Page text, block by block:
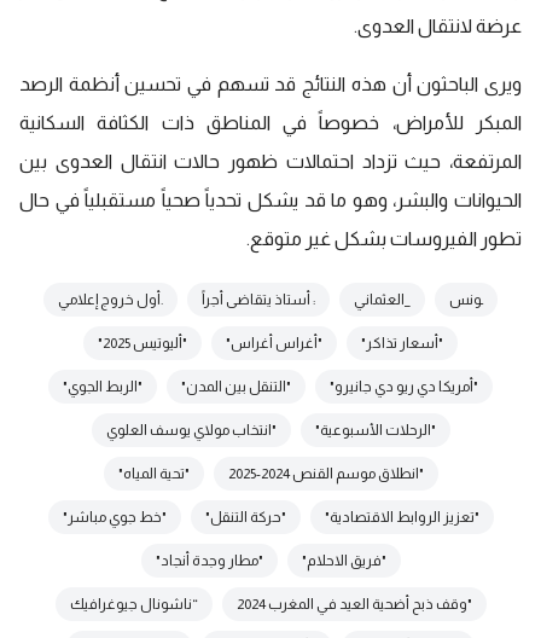
عرضة لانتقال العدوى.
ويرى الباحثون أن هذه النتائج قد تسهم في تحسين أنظمة الرصد
المبكر للأمراض، خصوصاً في المناطق ذات الكثافة السكانية
المرتفعة، حيث تزداد احتمالات ظهور حالات انتقال العدوى بين
الحيوانات والبشر، وهو ما قد يشكل تحدياً صحياً مستقبلياً في حال
تطور الفيروسات بشكل غير متوقع.
ـونس _العثماني : أستاذ يتقاضى أجراً .أول خروج إعلامي
"أسعار تذاكر" "أغراس أغراس" "أليوتيس 2025"
"أمريكا دي ريو دي جانيرو" "التنقل بين المدن" "الربط الجوي"
"الرحلات الأسبوعية" "انتخاب مولاي يوسف العلوي
"انطلاق موسم القنص 2024-2025 "تحية المياه"
"تعزيز الروابط الاقتصادية" "حركة التنقل" "خط جوي مباشر"
"فريق الاحلام" "مطار وجدة أنجاد"
"وقف ذبح أضحية العيد في المغرب 2024 “ناشونال جيوغرافيك